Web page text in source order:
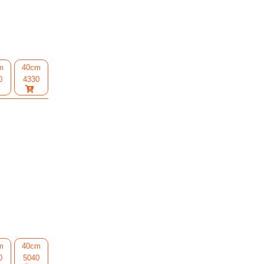
40cm
4330
40cm
5040